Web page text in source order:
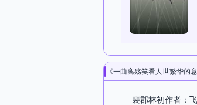
《一曲离殇笑看人世繁华的
裴郡林初作者：